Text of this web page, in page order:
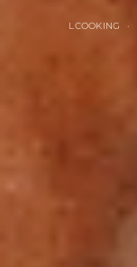
LCOOKING